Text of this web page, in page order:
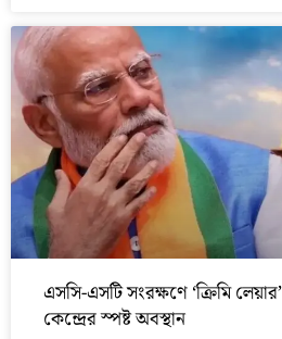
এসসি-এসটি সংরক্ষণে ‘ক্রিমি
কেন্দ্রের স্পষ্ট অবস্থান